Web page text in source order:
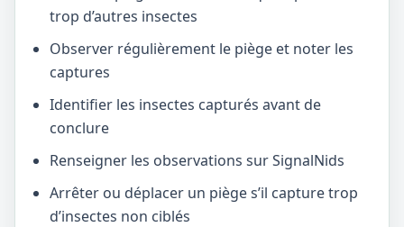
trop d’autres insectes
Observer régulièrement le piège et noter les
captures
Identifier les insectes capturés avant de
conclure
Renseigner les observations sur SignalNids
Arrêter ou déplacer un piège s’il capture trop
d’insectes non ciblés